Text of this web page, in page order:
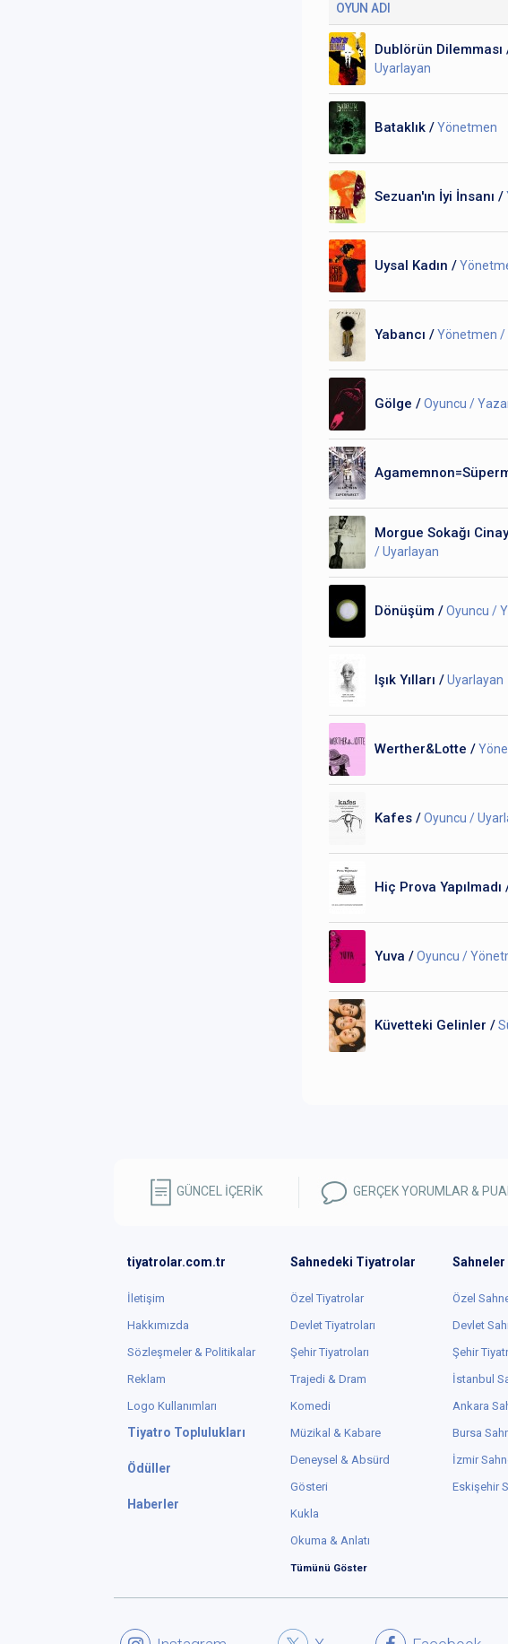
OYUN ADI
Dublörün Dilemması
Uyarlayan
Bataklık /Yönetmen
Sezuan'ın İyi İnsanı /
Uysal Kadın /
Yabancı /Yönetmen /
Gölge /Oyuncu /
Morgue Sokağı
/ Uyarlayan
Dönüşüm /Oyuncu /
Işık Yılları /Uyarlayan
Werther&Lotte /
Kafes /Oyuncu /
Hiç Prova Yapılmadı
Yuva /Oyuncu /
Küvetteki Gelinler /
GÜNCEL İÇERİK GERÇEK YORUMLAR &
tiyatrolar.com.tr
İletişim
Hakkımızda
Sözleşmeler & Politikalar
Reklam
Logo Kullanımları
Tiyatro Toplulukları
Ödüller
Haberler
Sahnedeki Tiyatrolar
Özel Tiyatrolar
Devlet Tiyatroları
Şehir Tiyatroları
Trajedi & Dram
Komedi
Müzikal & Kabare
Deneysel & Absürd
Gösteri
Kukla
Okuma & Anlatı
Tümünü Göster
Sahneler
Özel
Devlet
Şehir
İstanbul
Ankara
Bursa
İzmir
Eskişehir